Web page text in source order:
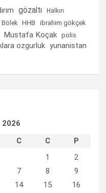
gözaltı
Halkın
Bölek HHB ibrahim gökçek
Mustafa Koçak polis
ozgurluk yunanistan
2026
C C
P
1
2
7 8
9
14 15
16